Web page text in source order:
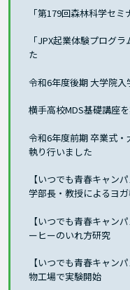
「第179回森林科学セ
「JPX起業体験プログ
た
令和6年度後期 大学院
横手高校MDS基礎講座
令和6年度前期 卒業式
執り行いました
【いつでも青春キャン
学部長・教授によるヨ
【いつでも青春キャン
ーヒーのいれ方研究
【いつでも青春キャン
物工場で実験開始